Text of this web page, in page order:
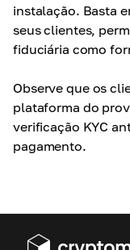
instalação. Basta
seus clientes,
fiduciária como
Observe que os
plataforma do
verificação KYC
pagamento.